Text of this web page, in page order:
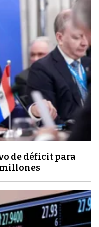
de déficit para
millones